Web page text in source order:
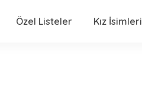
Özel Listeler Kız İsimleri